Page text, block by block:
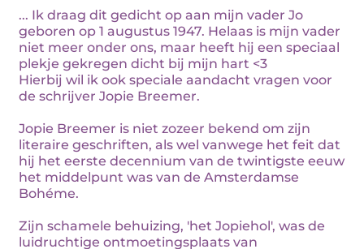
... Ik draag dit gedicht op aan mijn vader Jo
geboren op 1 augustus 1947. Helaas is mijn vader
niet meer onder ons, maar heeft hij een speciaal
plekje gekregen dicht bij mijn hart <3
Hierbij wil ik ook speciale aandacht vragen voor
de schrijver Jopie Breemer.
Jopie Breemer is niet zozeer bekend om zijn
literaire geschriften, als wel vanwege het feit dat
hij het eerste decennium van de twintigste eeuw
het middelpunt was van de Amsterdamse
Bohéme.
Zijn schamele behuizing, 'het Jopiehol', was de
luidruchtige ontmoetingsplaats van